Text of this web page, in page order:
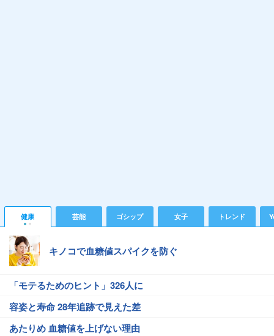
健康 芸能 ゴシップ 女子 トレンド
キノコで血糖値スパイクを防ぐ
「モテるためのヒント」326人に
容姿と寿命 28年追跡で見えた差
あたりめ 血糖値を上げない理由